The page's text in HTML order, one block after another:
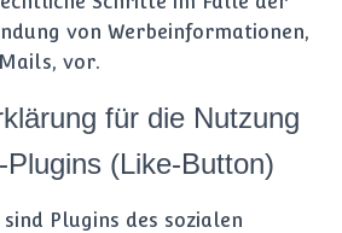
von Werbeinformationen,
vor.
für die Nutzung
(Like-Button)
Plugins des sozialen